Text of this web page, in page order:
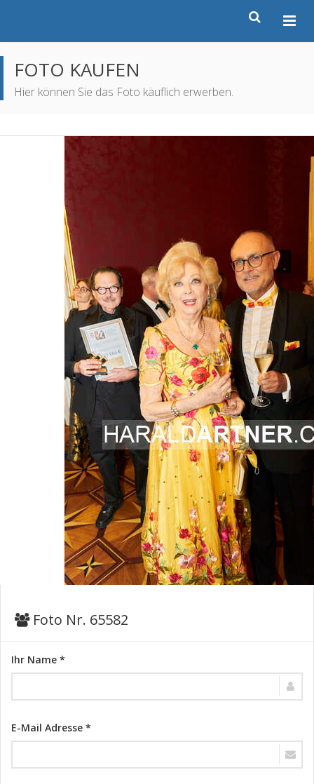
FOTO KAUFEN
Hier können Sie das Foto käuflich erwerben.
Foto Nr. 65582
Ihr Name *
E-Mail Adresse *